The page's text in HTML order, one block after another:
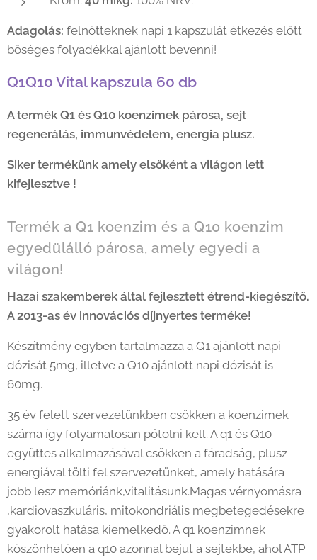
Adagolás: felnőtteknek napi 1 kapszulát étkezés előtt
bőséges folyadékkal ajánlott bevenni!
Q1Q10 Vital kapszula 60 db
A termék Q1 és Q10 koenzimek párosa, sejt
regenerálás, immunvédelem, energia plusz.
Siker termékünk amely elsőként a világon lett
kifejlesztve !
Termék a Q1 koenzim és a Q10 koenzim
egyedülálló párosa, amely egyedi a
világon!
Hazai szakemberek által fejlesztett étrend-kiegészítő.
A 2013-as év innovációs díjnyertes terméke!
Készítmény egyben tartalmazza a Q1 ajánlott napi
dózisát 5mg, illetve a Q10 ajánlott napi dózisát is
60mg.
35 év felett szervezetünkben csökken a koenzimek
száma így folyamatosan pótolni kell. A q1 és Q10
együttes alkalmazásával csökken a fáradság, plusz
energiával tölti fel szervezetünket, amely hatására
jobb lesz memóriánk,vitalitásunk.Magas vérnyomásra
,kardiovaszkuláris, mitokondriális megbetegedésekre
gyakorolt hatása kiemelkedő. A q1 koenzimnek
köszönhetően a q10 azonnal bejut a sejtekbe, ahol ATP